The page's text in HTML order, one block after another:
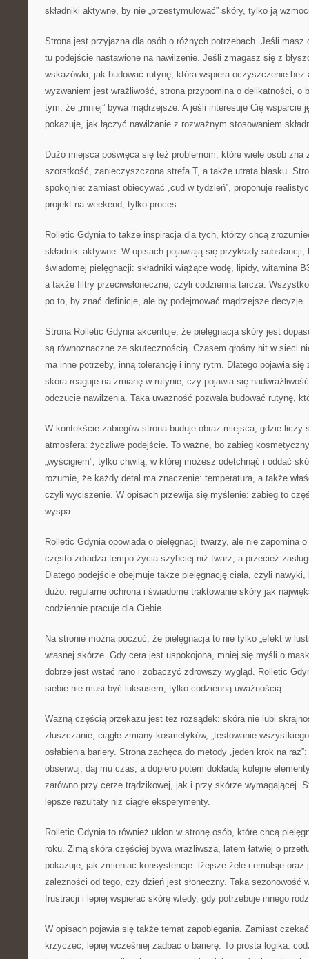
składniki aktywne, by nie „przestymulować” skóry, tylko ją
Strona jest przyjazna dla osób o różnych potrzebach. Jeśli masz
tu podejście nastawione na nawilżenie. Jeśli zmagasz się z
wskazówki, jak budować rutynę, która wspiera oczyszczenie bez
wyzwaniem jest wrażliwość, strona przypomina o delikatności, o
tym, że „mniej” bywa mądrzejsze. A jeśli interesuje Cię wsparcie
pokazuje, jak łączyć nawilżanie z rozważnym stosowaniem
Dużo miejsca poświęca się też problemom, które wiele osób zna
szorstkość, zanieczyszczona strefa T, a także utrata blasku.
spokojnie: zamiast obiecywać „cud w tydzień”, proponuje
projekt na weekend, tylko proces.
Rolletic Gdynia to także inspiracja dla tych, którzy chcą
składniki aktywne. W opisach pojawiają się przykłady
świadomej pielęgnacji: składniki wiążące wodę, lipidy, witamina
a także filtry przeciwsłoneczne, czyli codzienna tarcza.
po to, by znać definicje, ale by podejmować mądrzejsze decyzje.
Strona Rolletic Gdynia akcentuje, że pielęgnacja skóry jest
są równoznaczne ze skutecznością. Czasem głośny hit w sieci
ma inne potrzeby, inną tolerancję i inny rytm. Dlatego pojawia
skóra reaguje na zmianę w rutynie, czy pojawia się
odczucie nawilżenia. Taka uważność pozwala budować rutynę,
W kontekście zabiegów strona buduje obraz miejsca, gdzie liczy
atmosfera: życzliwe podejście. To ważne, bo zabieg
„wyścigiem”, tylko chwilą, w której możesz odetchnąć i oddać
rozumie, że każdy detal ma znaczenie: temperatura, a także
czyli wyciszenie. W opisach przewija się myślenie: zabieg to
wyspa.
Rolletic Gdynia opowiada o pielęgnacji twarzy, ale nie zapomina
często zdradza tempo życia szybciej niż twarz, a przecież
Dlatego podejście obejmuje także pielęgnację ciała, czyli
dużo: regularne ochrona i świadome traktowanie skóry jak
codziennie pracuje dla Ciebie.
Na stronie można poczuć, że pielęgnacja to nie tylko „efekt w
własnej skórze. Gdy cera jest uspokojona, mniej się myśli o
dobrze jest wstać rano i zobaczyć zdrowszy wygląd. Rolletic
siebie nie musi być luksusem, tylko codzienną uważnością.
Ważną częścią przekazu jest też rozsądek: skóra nie lubi
złuszczanie, ciągłe zmiany kosmetyków, „testowanie
osłabienia bariery. Strona zachęca do metody „jeden krok na
obserwuj, daj mu czas, a dopiero potem dokładaj kolejne
zarówno przy cerze trądzikowej, jak i przy skórze wymagającej.
lepsze rezultaty niż ciągłe eksperymenty.
Rolletic Gdynia to również ukłon w stronę osób, które chcą
roku. Zimą skóra częściej bywa wrażliwsza, latem łatwiej o
pokazuje, jak zmieniać konsystencje: lżejsze żele i emulsje oraz
zależności od tego, czy dzień jest słoneczny. Taka sezonowość
frustracji i lepiej wspierać skórę wtedy, gdy potrzebuje innego
W opisach pojawia się także temat zapobiegania. Zamiast
krzyczeć, lepiej wcześniej zadbać o barierę. To prosta logika: